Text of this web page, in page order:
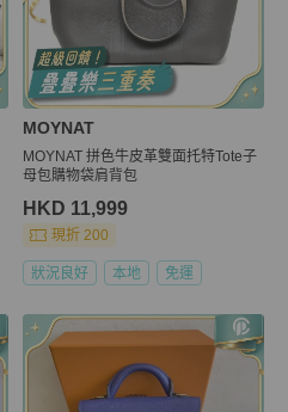
MOYNAT
MOYNAT 拼色牛皮革雙面托特Tote子
母包購物袋肩背包
HKD 11,999
現折 200
狀況良好 本地 免運